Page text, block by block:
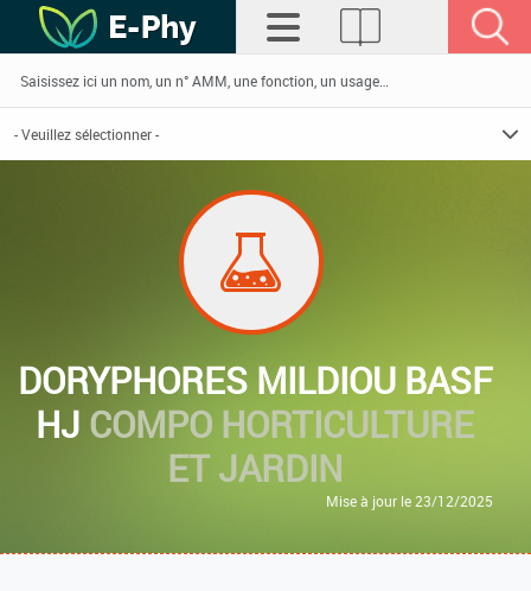
DORYPHORES MILDIOU BASF
HJ COMPO HORTICULTURE
ET JARDIN
Mise à jour le 23/12/2025